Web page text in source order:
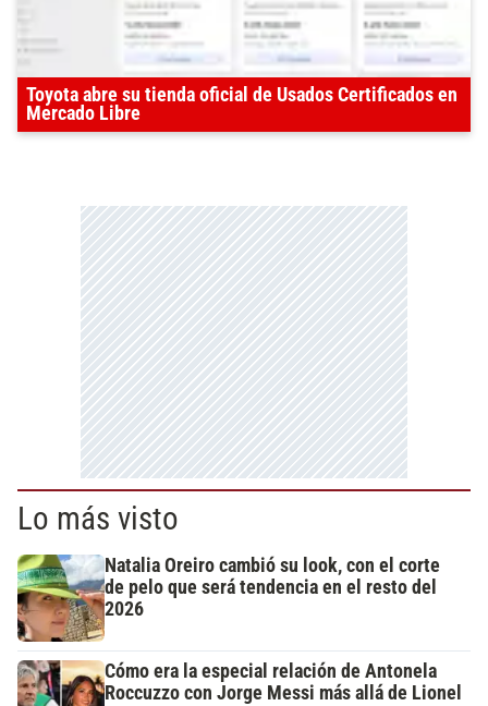
Toyota abre su tienda oficial de Usados Certificados en
Mercado Libre
Lo más visto
Natalia Oreiro cambió su look, con el corte
de pelo que será tendencia en el resto del
2026
Cómo era la especial relación de Antonela
Roccuzzo con Jorge Messi más allá de Lionel